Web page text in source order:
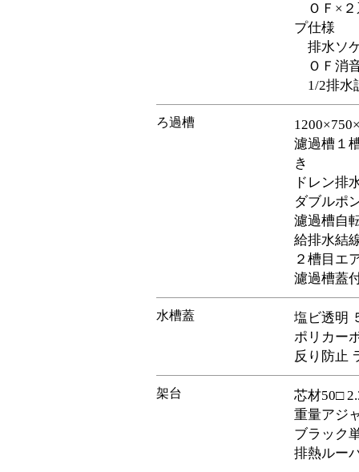
ＯＦ×２
プ仕様
排水ソ
ＯＦ消
1/2排
ろ過槽
濾過槽１
き
ドレン排
ダブルポ
濾過槽自
給排水結
２槽目エ
濾過槽蓋
水槽蓋
塩ビ透明
ポリカー
反り防止
架台
芯材50□
重量アジ
ブラック
排熱ルー